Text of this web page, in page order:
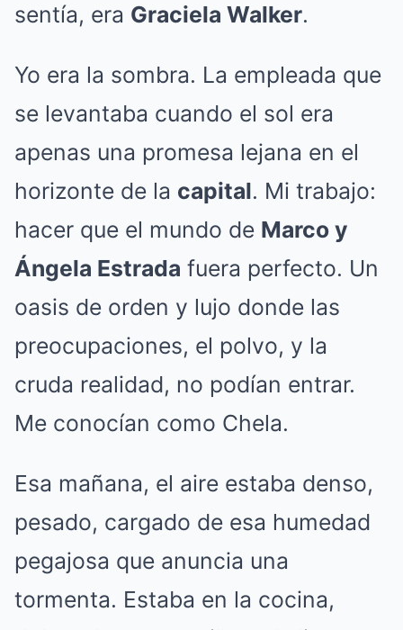
sentía, era Graciela Walker.
Yo era la sombra. La empleada que
se levantaba cuando el sol era
apenas una promesa lejana en el
horizonte de la capital. Mi trabajo:
hacer que el mundo de Marco y
Ángela Estrada fuera perfecto. Un
oasis de orden y lujo donde las
preocupaciones, el polvo, y la
cruda realidad, no podían entrar.
Me conocían como Chela.
Esa mañana, el aire estaba denso,
pesado, cargado de esa humedad
pegajosa que anuncia una
tormenta. Estaba en la cocina,